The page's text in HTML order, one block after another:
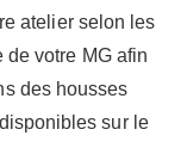
atelier selon les
de votre MG afin
des housses
sur le